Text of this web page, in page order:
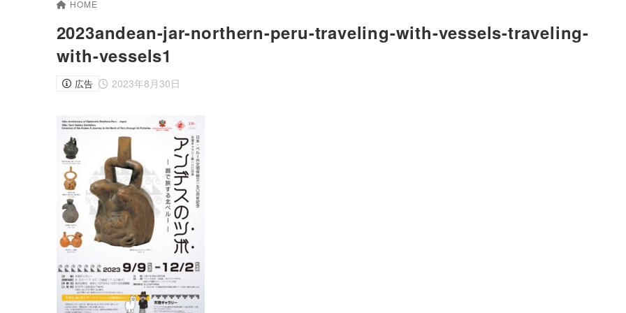
HOME
2023andean-jar-northern-peru-traveling-with-vessels-traveling-
with-vessels1
広告 2023年8月30日